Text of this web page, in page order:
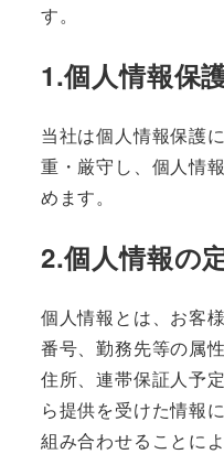
す。
1.個人情報保
当社は個人情報保護
重・厳守し、個人情
めます。
2.個人情報の
個人情報とは、お客
番号、勤務先等の属
住所、連帯保証人予
ら提供を受けた情報
組み合わせることに